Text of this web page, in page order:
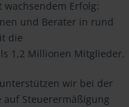
wachsendem Erfolg:
und Berater in rund
die
1,2 Millionen Mitglieder.
wir bei der
auf Steuerermäßigung